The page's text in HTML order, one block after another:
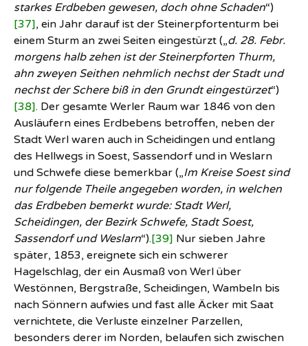
starkes Erdbeben gewesen, doch ohne Schaden“)
[37], ein Jahr darauf ist der Steinerpfortenturm bei
einem Sturm an zwei Seiten eingestürzt („d. 28. Febr.
morgens halb zehen ist der Steinerpforten Thurm,
ahn zweyen Seithen nehmlich nechst der Stadt und
nechst der Schere biß in den Grundt eingestürzet“)
[38]. Der gesamte Werler Raum war 1846 von den
Ausläufern eines Erdbebens betroffen, neben der
Stadt Werl waren auch in Scheidingen und entlang
des Hellwegs in Soest, Sassendorf und in Weslarn
und Schwefe diese bemerkbar („Im Kreise Soest sind
nur folgende Theile angegeben worden, in welchen
das Erdbeben bemerkt wurde: Stadt Werl,
Scheidingen, der Bezirk Schwefe, Stadt Soest,
Sassendorf und Weslarn“).[39] Nur sieben Jahre
später, 1853, ereignete sich ein schwerer
Hagelschlag, der ein Ausmaß von Werl über
Westönnen, Bergstraße, Scheidingen, Wambeln bis
nach Sönnern aufwies und fast alle Äcker mit Saat
vernichtete, die Verluste einzelner Parzellen,
besonders derer im Norden, belaufen sich zwischen